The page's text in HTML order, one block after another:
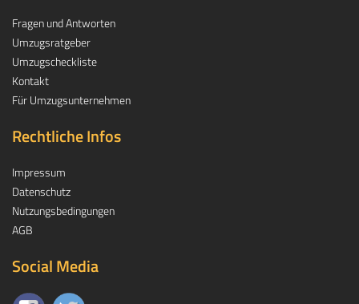
Fragen und Antworten
Umzugsratgeber
Umzugscheckliste
Kontakt
Für Umzugsunternehmen
Rechtliche Infos
Impressum
Datenschutz
Nutzungsbedingungen
AGB
Social Media